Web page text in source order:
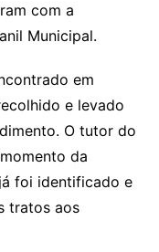
com a
Municipal.
em
e levado
O tutor do
da
foi identificado e
tratos aos